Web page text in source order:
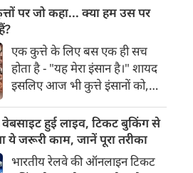
भारत में रहेंगे। ‘ट्रांसफॉर्म रूरल
अनुसार भारत विकसित देशों के
विपरीत समृद्ध बनने से पहले ही वृद्ध
होती आबादी वाले देश की श्रेणी में
पहुंच रहा है।
पर जो कहा... क्या हम उस पर
एक कुत्ते के लिए बस एक ही सच
होता है - "यह मेरा इंसान है।" शायद
इसलिए आज भी कुत्ते इंसानों को,
भू-राजनीति से लेकर कृत्रिम
बुद्धिमत्ता, जलवायु परिवर्तन से लेकर
क्रिकेट तक हर विषय पर बहस कर
हुई लाइव, टिकट बुकिंग से
ये जरूरी काम, जानें पूरा तरीका
भारतीय रेलवे की ऑनलाइन टिकट